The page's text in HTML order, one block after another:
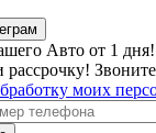
Авто от 1 дня!
моих